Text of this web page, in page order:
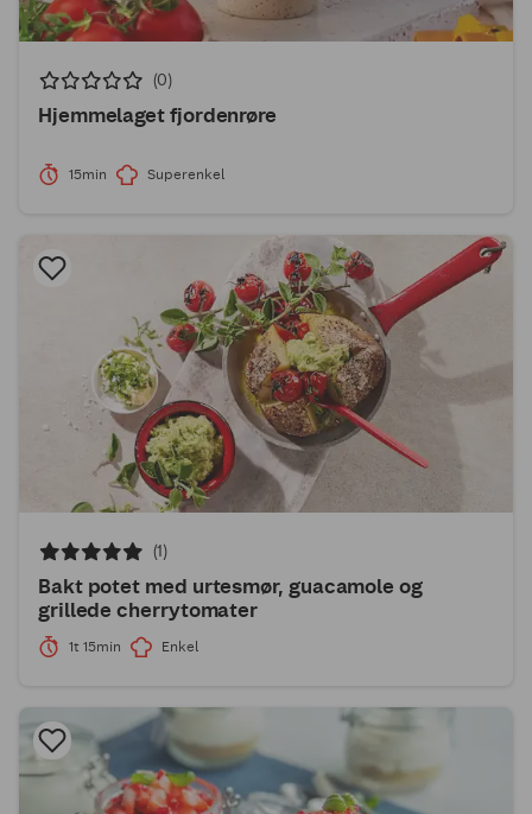
(0)
Hjemmelaget fjordenrøre
15min Superenkel
(1)
Bakt potet med urtesmør, guacamole og
grillede cherrytomater
1t 15min Enkel